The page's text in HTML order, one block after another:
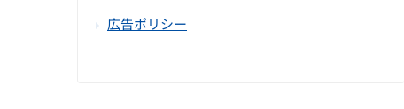
広告ポリシー